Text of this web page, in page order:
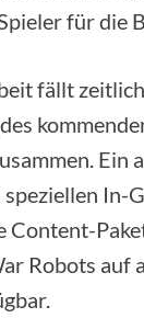
für die
fällt
Ein
speziellen In-
Content-
Robots auf